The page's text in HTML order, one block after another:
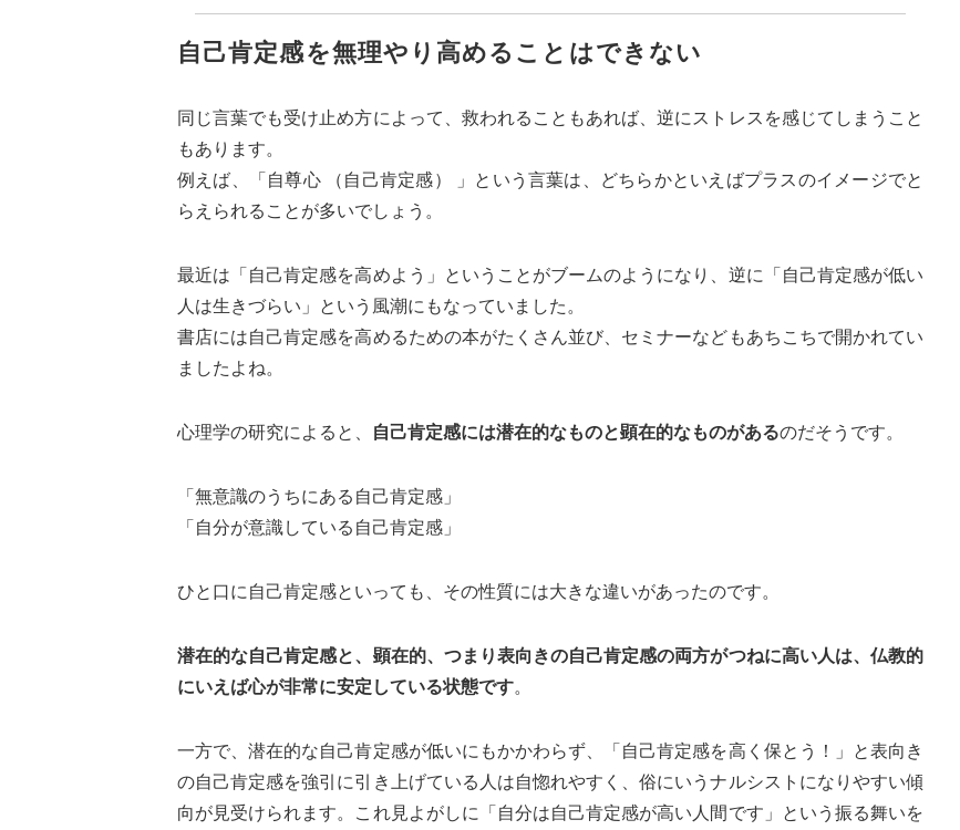
自己肯定感を無理やり高めることはできない
同じ言葉でも受け止め方によって、救われることもあれば、逆にストレスを感じてしまうこと
もあります。
例えば、「自尊心 （自己肯定感） 」という言葉は、どちらかといえばプラスのイメージでと
らえられることが多いでしょう。
最近は「自己肯定感を高めよう」ということがブームのようになり、逆に「自己肯定感が低い
人は生きづらい」という風潮にもなっていました。
書店には自己肯定感を高めるための本がたくさん並び、セミナーなどもあちこちで開かれてい
ましたよね。
心理学の研究によると、 自己肯定感には潜在的なものと顕在的なものがあるのだそうです。
「無意識のうちにある自己肯定感」
「自分が意識している自己肯定感」
ひと口に自己肯定感といっても、その性質には大きな違いがあったのです。
潜在的な自己肯定感と、顕在的、つまり表向きの自己肯定感の両方がつねに高い人は、仏教的
にいえば心が非常に安定している状態です。
一方で、潜在的な自己肯定感が低いにもかかわらず、「自己肯定感を高く保とう！」と表向き
の自己肯定感を強引に引き上げている人は自惚れやすく、俗にいうナルシストになりやすい傾
向が見受けられます。これ見よがしに「自分は自己肯定感が高い人間です」という振る舞いを